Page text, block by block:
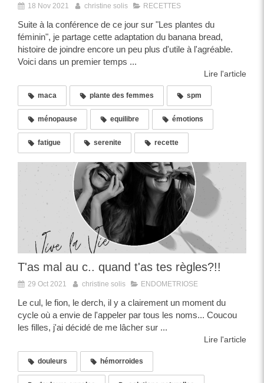
18 Nov 2021 christine solis RECETTES
Suite à la conférence de ce jour sur "Les plantes du
féminin", je partage cette adaptation du banana bread,
histoire de joindre encore un peu plus d'utile à l'agréable.
Voici dans un premier temps ...
Lire l'article
maca plante des femmes spm
ménopause equilibre émotions
fatigue serenite recette
T'as mal au c.. quand t'as tes règles?!!
29 Oct 2021 christine solis ENDOMETRIOSE
Le cul, le fion, le derch, il y a clairement un moment du
cycle où a envie de l'appeler par tous les noms... Coucou
les filles, j'ai décidé de me lâcher sur ...
Lire l'article
douleurs hémorroides